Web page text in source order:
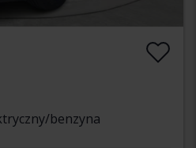
benzyna